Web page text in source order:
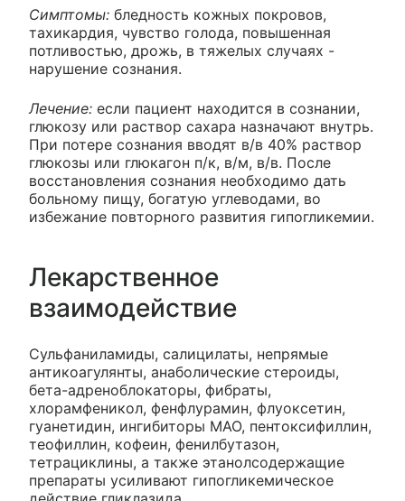
Симптомы: бледность кожных покровов,
тахикардия, чувство голода, повышенная
потливостью, дрожь, в тяжелых случаях -
нарушение сознания.
Лечение: если пациент находится в сознании,
глюкозу или раствор сахара назначают внутрь.
При потере сознания вводят в/в 40% раствор
глюкозы или глюкагон п/к, в/м, в/в. После
восстановления сознания необходимо дать
больному пищу, богатую углеводами, во
избежание повторного развития гипогликемии.
Лекарственное
взаимодействие
Сульфаниламиды, салицилаты, непрямые
антикоагулянты, анаболические стероиды,
бета-адреноблокаторы, фибраты,
хлорамфеникол, фенфлурамин, флуоксетин,
гуанетидин, ингибиторы МАО, пентоксифиллин,
теофиллин, кофеин, фенилбутазон,
тетрациклины, а также этанолсодержащие
препараты усиливают гипогликемическое